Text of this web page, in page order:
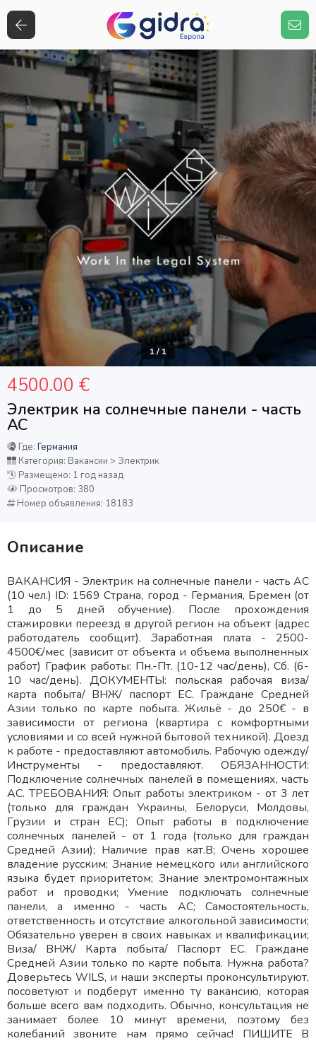
1/ 1
Электрик на солнечные панели - часть
АС
4500.00 €
Где: Германия
Категория: Вакансии > Электрик
Размещено: 1 год назад
Просмотров: 380
Номер объявления: 18183
Описание
ВАКАНСИЯ - Электрик на солнечные панели - часть АС
(10 чел.) ID: 1569 Страна, город - Германия, Бремен (от
1 до 5 дней обучение). После прохождения
стажировки переезд в другой регион на объект (адрес
работодатель сообщит). Заработная плата - 2500-
4500€/мес (зависит от объекта и объема выполненных
работ) График работы: Пн.-Пт. (10-12 час/день), Сб. (6-
10 час/день). ДОКУМЕНТЫ: польская рабочая виза/
карта побыта/ ВНЖ/ паспорт ЕС. Граждане Средней
Азии только по карте побыта. Жильё - до 250€ - в
зависимости от региона (квартира с комфортными
условиями и со всей нужной бытовой техникой). Доезд
к работе - предоставляют автомобиль. Рабочую одежду/
Инструменты - предоставляют. ОБЯЗАННОСТИ:
Подключение солнечных панелей в помещениях, часть
АС. ТРЕБОВАНИЯ: Опыт работы электриком - от 3 лет
(только для граждан Украины, Белоруси, Молдовы,
Грузии и стран ЕС); Опыт работы в подключение
солнечных панелей - от 1 года (только для граждан
Средней Азии); Наличие прав кат.В; Очень хорошее
владение русским; Знание немецкого или английского
языка будет приоритетом; Знание электромонтажных
работ и проводки; Умение подключать солнечные
панели, а именно - часть АС; Самостоятельность,
ответственность и отсутствие алкогольной зависимости;
Обязательно уверен в своих навыках и квалификации;
Виза/ ВНЖ/ Карта побыта/ Паспорт ЕС. Граждане
Средней Азии только по карте побыта. Нужна работа?
Доверьтесь WILS, и наши эксперты проконсультируют,
посоветуют и подберут именно ту вакансию, которая
больше всего вам подходить. Обычно, консультация не
занимает более 10 минут времени, поэтому без
колебаний звоните нам прямо сейчас! ПИШИТЕ В